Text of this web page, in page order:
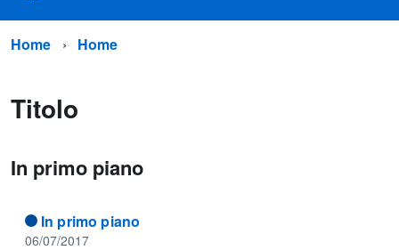
Home Home
Titolo
In primo piano
In primo piano
06/07/2017